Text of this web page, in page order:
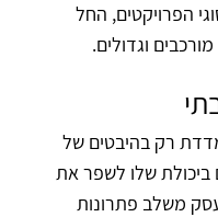
הפרויקטים, החל
וגדולים.
רק בהיבטים של
שלו לשפר את
משלב פתרונות